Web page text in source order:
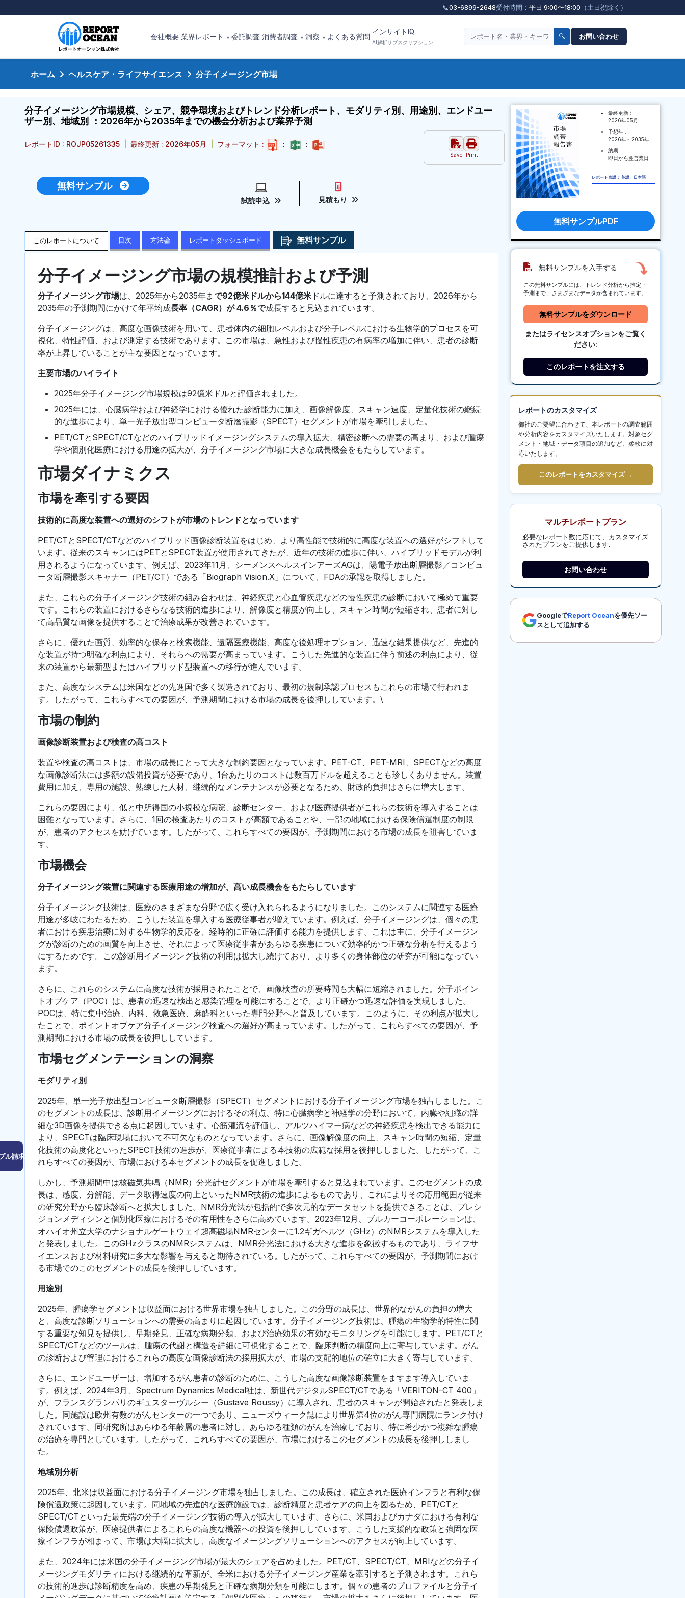
📞03-6899-2648受付時間： 平日 9:00〜18:00 （土日祝除く）
会社概要 業界レポート ▾ 委託調査 消費者調査 ▾ 洞察 ▾ よくある質問
インサイトIQ
AI解析サブスクリプション
🔍 お問い合わせ
ホーム ヘルスケア・ライフサイエンス 分子イメージング市場
ル請求はこちら
分子イメージング市場規模、シェア、競争環境およびトレンド分析レポート、モダリティ別、用途別、エンドユー
ザー別、地域別 ：2026年から2035年までの機会分析および業界予測
レポートID : ROJP05261335 最終更新 : 2026年05月 フォーマット : : :
Save Print
無料サンプル
試読申込 見積もり
このレポートについて 目次 方法論 レポートダッシュボード 無料サンプル
分子イメージング市場の規模推計および予測
分子イメージング市場は、2025年から2035年ま で92億米ドルから144億米 ドルに達すると予測されており、2026年から
2035年の予測期間にかけて年平均成長率（CAGR）が 4.6％で成長すると見込まれています。
分子イメージングは、高度な画像技術を用いて、患者体内の細胞レベルおよび分子レベルにおける生物学的プロセスを可
視化、特性評価、および測定する技術であります。この市場は、急性および慢性疾患の有病率の増加に伴い、患者の診断
率が上昇していることが主な要因となっています。
主要市場のハイライト
2025年分子イメージング市場規模は92億米ドルと評価されました。
2025年には、心臓病学および神経学における優れた診断能力に加え、画像解像度、スキャン速度、定量化技術の継続
的な進歩により、単一光子放出型コンピュータ断層撮影（SPECT）セグメントが市場を牽引しました。
PET/CTとSPECT/CTなどのハイブリッドイメージングシステムの導入拡大、精密診断への需要の高まり、および腫瘍
学や個別化医療における用途の拡大が、分子イメージング市場に大きな成長機会をもたらしています。
市場ダイナミクス
市場を牽引する要因
技術的に高度な装置への選好のシフトが市場のトレンドとなっています
PET/CTとSPECT/CTなどのハイブリッド画像診断装置をはじめ、より高性能で技術的に高度な装置への選好がシフトして
います。従来のスキャンにはPETとSPECT装置が使用されてきたが、近年の技術の進歩に伴い、ハイブリッドモデルが利
用されるようになっています。例えば、2023年11月、シーメンスヘルスインアーズAGは、陽電子放出断層撮影／コンピュ
ータ断層撮影スキャナー（PET/CT）である「Biograph Vision.X」について、FDAの承認を取得しました。
また、これらの分子イメージング技術の組み合わせは、神経疾患と心血管疾患などの慢性疾患の診断において極めて重要
です。これらの装置におけるさらなる技術的進歩により、解像度と精度が向上し、スキャン時間が短縮され、患者に対し
て高品質な画像を提供することで治療成果が改善されています。
さらに、優れた画質、効率的な保存と検索機能、遠隔医療機能、高度な後処理オプション、迅速な結果提供など、先進的
な装置が持つ明確な利点により、それらへの需要が高まっています。こうした先進的な装置に伴う前述の利点により、従
来の装置から最新型またはハイブリッド型装置への移行が進んでいます。
また、高度なシステムは米国などの先進国で多く製造されており、最初の規制承認プロセスもこれらの市場で行われま
す。したがって、これらすべての要因が、予測期間における市場の成長を後押ししています。\
市場の制約
画像診断装置および検査の高コスト
装置や検査の高コストは、市場の成長にとって大きな制約要因となっています。PET-CT、PET-MRI、SPECTなどの高度
な画像診断法には多額の設備投資が必要であり、1台あたりのコストは数百万ドルを超えることも珍しくありません。装置
費用に加え、専用の施設、熟練した人材、継続的なメンテナンスが必要となるため、財政的負担はさらに増大します。
これらの要因により、低と中所得国の小規模な病院、診断センター、および医療提供者がこれらの技術を導入することは
困難となっています。さらに、1回の検査あたりのコストが高額であることや、一部の地域における保険償還制度の制限
が、患者のアクセスを妨げています。したがって、これらすべての要因が、予測期間における市場の成長を阻害していま
す。
市場機会
分子イメージング装置に関連する医療用途の増加が、高い成長機会をもたらしています
分子イメージング技術は、医療のさまざまな分野で広く受け入れられるようになりました。このシステムに関連する医療
用途が多岐にわたるため、こうした装置を導入する医療従事者が増えています。例えば、分子イメージングは、個々の患
者における疾患治療に対する生物学的反応を、経時的に正確に評価する能力を提供します。これは主に、分子イメージン
グが診断のための画質を向上させ、それによって医療従事者があらゆる疾患について効率的かつ正確な分析を行えるよう
にするためです。この診断用イメージング技術の利用は拡大し続けており、より多くの身体部位の研究が可能になってい
ます。
さらに、これらのシステムに高度な技術が採用されたことで、画像検査の所要時間も大幅に短縮されました。分子ポイン
トオブケア（POC）は、患者の迅速な検出と感染管理を可能にすることで、より正確かつ迅速な評価を実現しました。
POCは、特に集中治療、内科、救急医療、麻酔科といった専門分野へと普及しています。このように、その利点が拡大し
たことで、ポイントオブケア分子イメージング検査への選好が高まっています。したがって、これらすべての要因が、予
測期間における市場の成長を後押ししています。
市場セグメンテーションの洞察
モダリティ別
2025年、単一光子放出型コンピュータ断層撮影（SPECT）セグメントにおける分子イメージング市場を独占しました。こ
のセグメントの成長は、診断用イメージングにおけるその利点、特に心臓病学と神経学の分野において、内臓や組織の詳
細な3D画像を提供できる点に起因しています。心筋灌流を評価し、アルツハイマー病などの神経疾患を検出できる能力に
より、SPECTは臨床現場において不可欠なものとなっています。さらに、画像解像度の向上、スキャン時間の短縮、定量
化技術の高度化といったSPECT技術の進歩が、医療従事者による本技術の広範な採用を後押ししました。したがって、こ
れらすべての要因が、市場における本セグメントの成長を促進しました。
しかし、予測期間中は核磁気共鳴（NMR）分光計セグメントが市場を牽引すると見込まれています。このセグメントの成
長は、感度、分解能、データ取得速度の向上といったNMR技術の進歩によるものであり、これによりその応用範囲が従来
の研究分野から臨床診断へと拡大しました。NMR分光法が包括的で多次元的なデータセットを提供できることは、プレシ
ジョンメディシンと個別化医療におけるその有用性をさらに高めています。2023年12月、ブルカーコーポレーションは、
オハイオ州立大学のナショナルゲートウェイ超高磁場NMRセンターに1.2ギガヘルツ（GHz）のNMRシステムを導入した
と発表しました。このGHzクラスのNMRシステムは、NMR分光法における大きな進歩を象徴するものであり、ライフサ
イエンスおよび材料研究に多大な影響を与えると期待されている。したがって、これらすべての要因が、予測期間におけ
る市場でのこのセグメントの成長を後押ししています。
用途別
2025年、腫瘍学セグメントは収益面における世界市場を独占しました。この分野の成長は、世界的ながんの負担の増大
と、高度な診断ソリューションへの需要の高まりに起因しています。分子イメージング技術は、腫瘍の生物学的特性に関
する重要な知見を提供し、早期発見、正確な病期分類、および治療効果の有効なモニタリングを可能にします。PET/CTと
SPECT/CTなどのツールは、腫瘍の代謝と構造を詳細に可視化することで、臨床判断の精度向上に寄与しています。がん
の診断および管理におけるこれらの高度な画像診断法の採用拡大が、市場の支配的地位の確立に大きく寄与しています。
さらに、エンドユーザーは、増加するがん患者の診断のために、こうした高度な画像診断装置をますます導入していま
す。例えば、2024年3月、Spectrum Dynamics Medical社は、新世代デジタルSPECT/CTである「VERITON-CT 400」
が、フランスグランパリのギュスターヴルシー（Gustave Roussy）に導入され、患者のスキャンが開始されたと発表しま
した。同施設は欧州有数のがんセンターの一つであり、ニューズウィーク誌により世界第4位のがん専門病院にランク付け
されています。同研究所はあらゆる年齢層の患者に対し、あらゆる種類のがんを治療しており、特に希少かつ複雑な腫瘍
の治療を専門としています。したがって、これらすべての要因が、市場におけるこのセグメントの成長を後押ししまし
た。
地域別分析
2025年、北米は収益面における分子イメージング市場を独占しました。この成長は、確立された医療インフラと有利な保
険償還政策に起因しています。同地域の先進的な医療施設では、診断精度と患者ケアの向上を図るため、PET/CTと
SPECT/CTといった最先端の分子イメージング技術の導入が拡大しています。さらに、米国およびカナダにおける有利な
保険償還政策が、医療提供者によるこれらの高度な機器への投資を後押ししています。こうした支援的な政策と強固な医
療インフラが相まって、市場は大幅に拡大し、高度なイメージングソリューションへのアクセスが向上しています。
また、2024年には米国の分子イメージング市場が最大のシェアを占めました。PET/CT、SPECT/CT、MRIなどの分子イ
メージングモダリティにおける継続的な革新が、全米における分子イメージング産業を牽引すると予測されます。これら
の技術的進歩は診断精度を高め、疾患の早期発見と正確な病期分類を可能にします。個々の患者のプロファイルと分子イ
最終更新 :
2026年05月
予想年 :
2026年～2035年
納期 :
即日から翌営業日
レポート言語： 英語、日本語
無料サンプルPDF
無料サンプルを入手する
この無料サンプルには、トレンド分析から推定・
予測まで、さまざまなデータが含まれています。
無料サンプルをダウンロード
またはライセンスオプションをご覧く
ださい:
このレポートを注文する
レポートのカスタマイズ
御社のご要望に合わせて、本レポートの調査範囲
や分析内容をカスタマイズいたします。対象セグ
メント・地域・データ項目の追加など、柔軟に対
応いたします。
このレポートをカスタマイズ →
マルチレポートプラン
必要なレポート数に応じて、カスタマイズ
されたプランをご提供します.
お問い合わせ
GoogleでReport Oceanを優先ソー
スとして追加する